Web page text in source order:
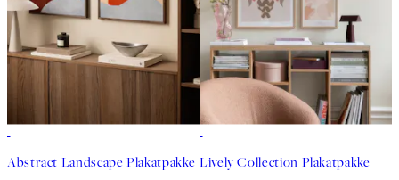
Abstract Landscape Plakatpakke Lively Collection Plakatpakke